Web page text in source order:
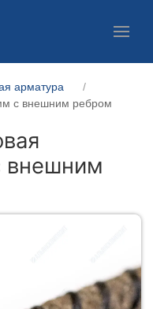
арматура
с внешним ребром
внешним